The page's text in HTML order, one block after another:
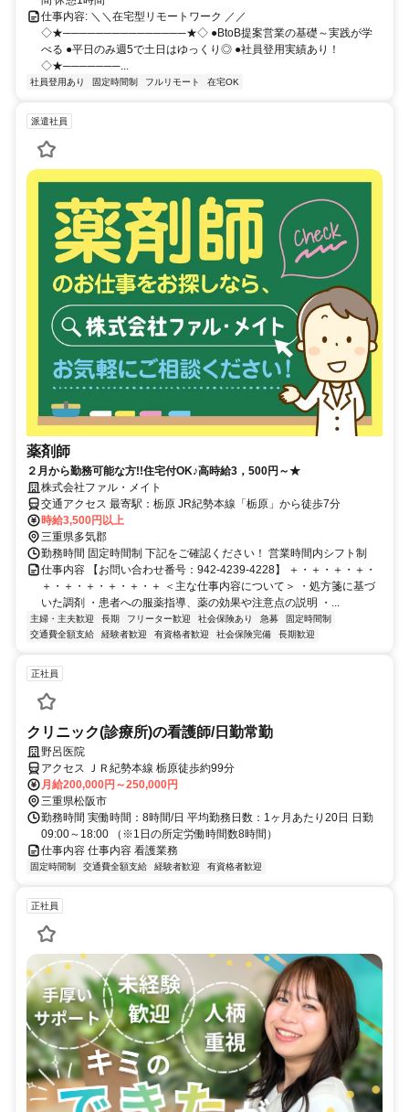
仕事内容: ＼＼在宅型リモートワーク ／／
◇★───────────────★◇ ●BtoB提案営業の基礎～実践が学
べる ●平日のみ週5で土日はゆっくり◎ ●社員登用実績あり！
◇★───────...
社員登用あり 固定時間制 フルリモート 在宅OK
派遣社員
薬剤師
２月から勤務可能な方!!住宅付OK♪高時給3，500円～★
株式会社ファル・メイト
交通アクセス 最寄駅：栃原 JR紀勢本線「栃原」から徒歩7分
時給3,500円以上
三重県多気郡
勤務時間 固定時間制 下記をご確認ください！ 営業時間内シフト制
仕事内容 【お問い合わせ番号：942-4239-4228】 ＋・＋・＋・＋・
＋・＋・＋・＋・＋・＋ ＜主な仕事内容について＞ ・処方箋に基づ
いた調剤 ・患者への服薬指導、薬の効果や注意点の説明 ・...
主婦・主夫歓迎 長期 フリーター歓迎 社会保険あり 急募
固定時間制
交通費全額支給
経験者歓迎 有資格者歓迎 社会保険完備 長期歓迎
正社員
クリニック(診療所)の看護師/日勤常勤
野呂医院
アクセス ＪＲ紀勢本線 栃原徒歩約99分
月給200,000円～250,000円
三重県松阪市
勤務時間 実働時間：8時間/日 平均勤務日数：1ヶ月あたり20日 日勤
09:00～18:00 （※1日の所定労働時間数8時間）
仕事内容 仕事内容 看護業務
固定時間制 交通費全額支給 経験者歓迎 有資格者歓迎
正社員